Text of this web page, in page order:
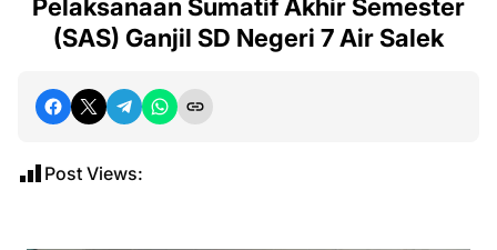
Pelaksanaan Sumatif Akhir Semester
(SAS) Ganjil SD Negeri 7 Air Salek
Post Views: